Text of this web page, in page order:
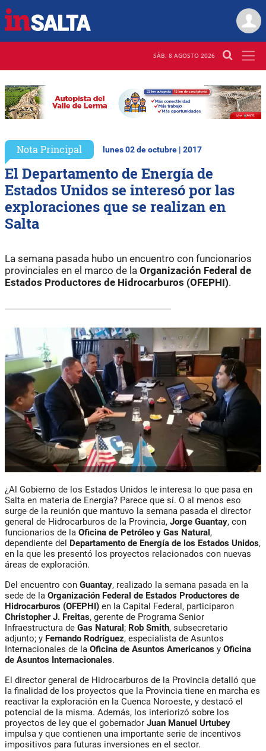
SÁB. 8 AGOSTO 2026
Nota Principal lunes 02 de octubre | 2017
El Departamento de Energía de
Estados Unidos se interesó por las
exploraciones que se realizan en
Salta
La semana pasada hubo un encuentro con funcionarios
provinciales en el marco de la Organización Federal de
Estados Productores de Hidrocarburos (OFEPHI).
¿Al Gobierno de los Estados Unidos le interesa lo que pasa en
Salta en materia de Energía? Parece que sí. O al menos eso
surge de la reunión que mantuvo la semana pasada el director
general de Hidrocarburos de la Provincia, Jorge Guantay, con
funcionarios de la Oficina de Petróleo y Gas Natural,
dependiente del Departamento de Energía de los Estados Unidos,
en la que les presentó los proyectos relacionados con nuevas
áreas de exploración.
Del encuentro con Guantay, realizado la semana pasada en la
sede de la Organización Federal de Estados Productores de
Hidrocarburos (OFEPHI) en la Capital Federal, participaron
Christopher J. Freitas, gerente de Programa Senior
Infraestructura de Gas Natural; Rob Smith, subsecretario
adjunto; y Fernando Rodríguez, especialista de Asuntos
Internacionales de la Oficina de Asuntos Americanos y Oficina
de Asuntos Internacionales.
El director general de Hidrocarburos de la Provincia detalló que
la finalidad de los proyectos que la Provincia tiene en marcha es
reactivar la exploración en la Cuenca Noroeste, y destacó el
potencial de la misma. Además, los interiorizó sobre los
proyectos de ley que el gobernador Juan Manuel Urtubey
impulsa y que contienen una importante serie de incentivos
impositivos para futuras inversiones en el sector.